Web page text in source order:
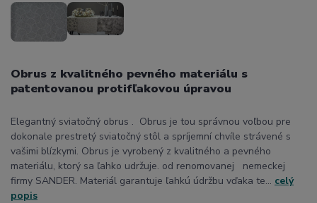
Obrus z kvalitného pevného materiálu s
patentovanou protifľakovou úpravou
Elegantný sviatočný obrus . Obrus je tou správnou voľbou pre
dokonale prestretý sviatočný stôl a spríjemní chvíle strávené s
vašimi blízkymi. Obrus je vyrobený z kvalitného a pevného
materiálu, ktorý sa ľahko udržuje. od renomovanej nemeckej
firmy SANDER. Materiál garantuje ľahkú údržbu vďaka te... celý
popis